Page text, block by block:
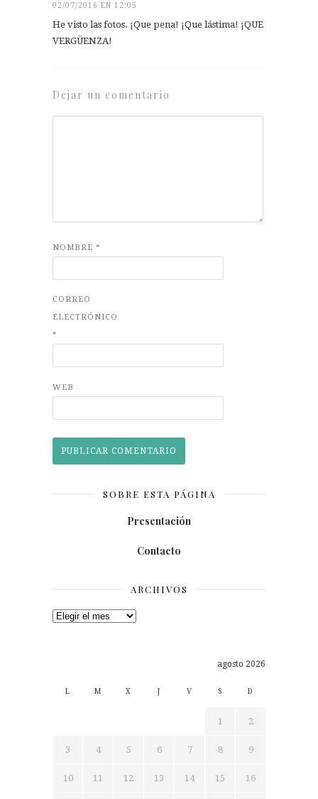
02/07/2016 EN 12:05
He visto las fotos. ¡Que pena! ¡Que lástima! ¡QUE
VERGÜENZA!
Dejar un comentario
NOMBRE *
CORREO
ELECTRÓNICO
*
WEB
SOBRE ESTA PÁGINA
Presentación
Contacto
ARCHIVOS
Archivos
agosto 2026
L M X J V S D
1 2
3 4 5 6 7 8 9
10 11 12 13 14 15 16